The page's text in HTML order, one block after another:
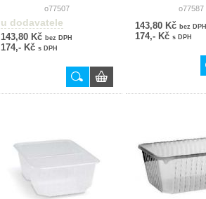
o77507
u dodavatele
143,80 Kč bez DPH
174,- Kč s DPH
o77587
143,80 Kč bez DPH
174,- Kč s DPH